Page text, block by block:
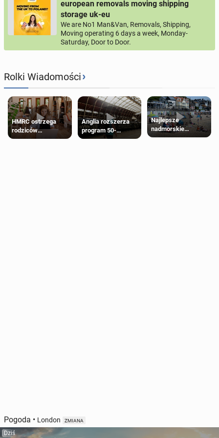
european removals moving shipping
storage uk-eu
We are No1 Man&Van, Removals, Shipping,
Moving operating 6 days a week, Monday-
Saturday, Door to Door.
Rolki Wiadomości›
HMRC ostrzega
rodziców
pobierających Child
Anglia rozszerza
program 50-
procentowych
Najlepsze
nadmorskie
miasteczko blisko
Pogoda • London ZMIANA
Dziś